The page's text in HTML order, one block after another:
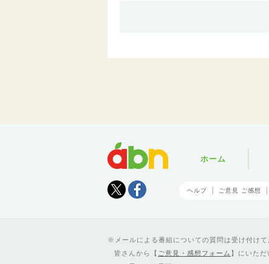
Tweet
ホーム
ヘルプ ご意見 ご感想
メールによる番組についての質問は受け付け
皆さんから【 ご意見・感想フォーム 】にいた